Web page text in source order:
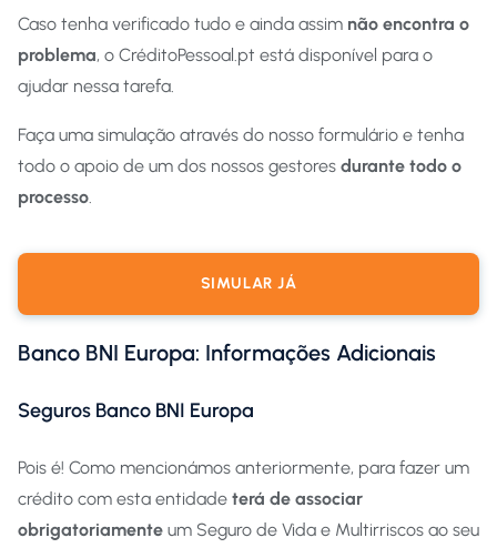
Caso tenha verificado tudo e ainda assim não encontra o
problema, o CréditoPessoal.pt está disponível para o
ajudar nessa tarefa.
Faça uma simulação através do nosso formulário e tenha
todo o apoio de um dos nossos gestores durante todo o
processo
SIMULAR JÁ
Banco BNI Europa: Informações Adicionais
Seguros Banco BNI Europa
Pois é! Como mencionámos anteriormente, para fazer um
crédito com esta entidade terá de associar
obrigatoriamente um Seguro de Vida e Multirriscos ao seu